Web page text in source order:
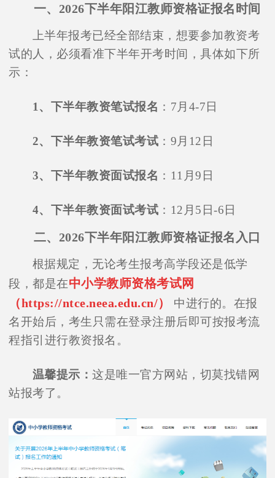
一、2026下半年阳江教师资格证报名时间
上半年报考已经全部结束，想要参加教资考
试的人，必须看准下半年开考时间，具体如下所
示：
1、下半年教资笔试报名 ：7月4-7日
2、下半年教资笔试考试 ：9月12日
3、下半年教资面试报名 ：11月9日
4、下半年教资面试考试 ：12月5日-6日
二、2026下半年阳江教师资格证报名入口
根据规定，无论考生报考高学段还是低学
段，都是在中小学教师资格考试网
（https://ntce.neea.edu.cn/）
中进行的。在报
名开始后，考生只需在登录注册后即可按报考流
程指引进行教资报名。
温馨提示：这是唯一官方网站，切莫找错网
站报考了。